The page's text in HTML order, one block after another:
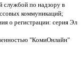
службой по надзору в
коммуникаций;
о регистрации: серия Эл
"КомиОнлайн"